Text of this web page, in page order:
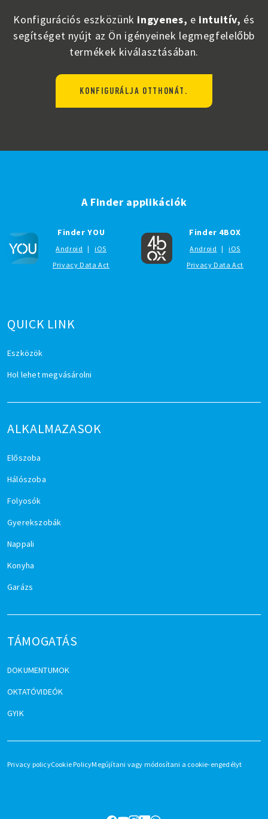
Konfigurációs eszközünk ingyenes, e intuitív, és
segítséget nyújt az Ön igényeinek legmegfelelőbb
termékek kiválasztásában.
KONFIGURÁLJA OTTHONÁT.
QUICK LINK
Eszközök
Hol lehet megvásárolni
ALKALMAZASOK
Előszoba
Hálószoba
Folyosók
Gyerekszobák
Nappali
Konyha
Garázs
TÁMOGATÁS
DOKUMENTUMOK
OKTATÓVIDEÓK
GYIK
A Finder applikációk
Finder YOU
Android |
iOS
Privacy Data Act
Finder 4BOX
Android |
iOS
Privacy Data Act
Privacy policyCookie PolicyMegújítani vagy módosítani a cookie-engedélyt